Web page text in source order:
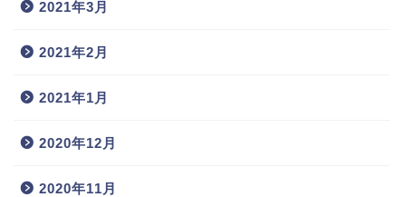
2021年3月
2021年2月
2021年1月
2020年12月
2020年11月